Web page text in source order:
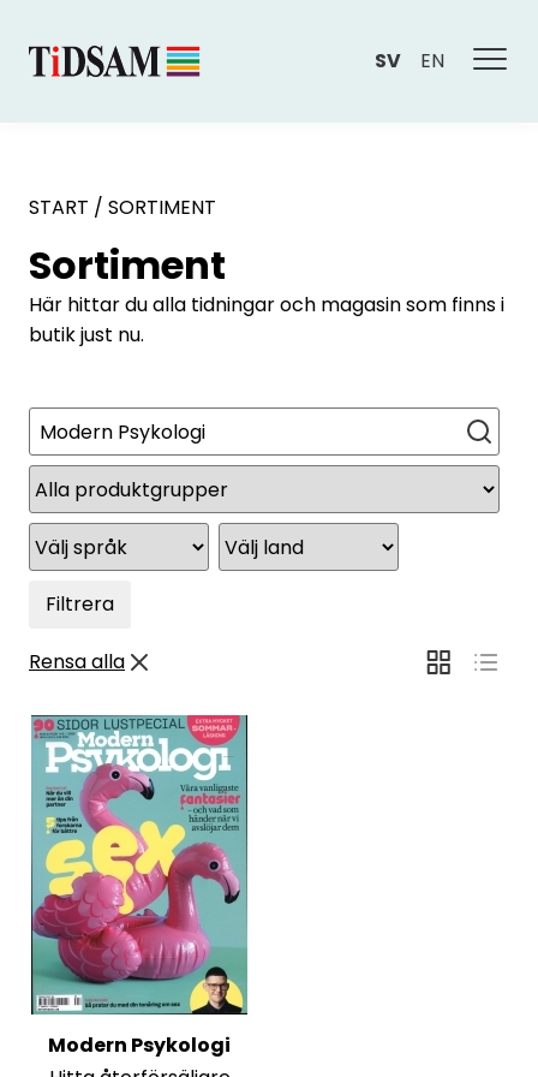
SV EN
START / SORTIMENT
Sortiment
Här hittar du alla tidningar och magasin som finns i
butik just nu.
Sök
Filtrera
Rensa alla
Modern Psykologi